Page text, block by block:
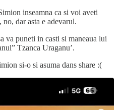
inseamna ca si voi aveti
dar asta e adevarul.
va puneti in casti si maneaua lui
Tzanca Uraganu’.
si-o si asuma dans share :(